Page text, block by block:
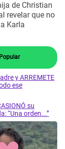
de Christian
revelar que no
Karla
y ARREMETE
ese
su
“Una orden...”